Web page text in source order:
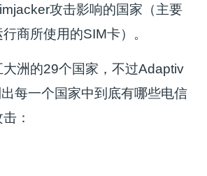
攻击影响的国家（主要
商所使用的SIM卡）。
洲的29个国家，不过Adaptiv
每一个国家中到底有哪些电信
：